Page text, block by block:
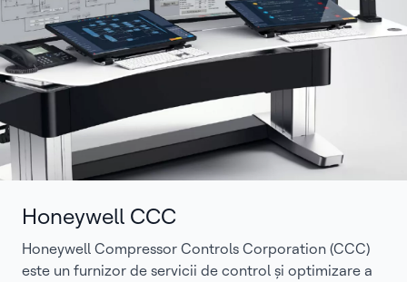
Honeywell CCC
Honeywell Compressor Controls Corporation (CCC)
este un furnizor de servicii de control și optimizare a